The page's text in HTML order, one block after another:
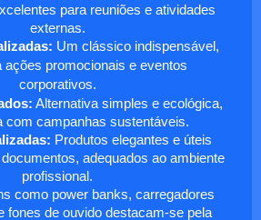
para reuniões e atividades
externas.
Um clássico indispensável,
ações promocionais e eventos
corporativos.
Alternativa simples e ecológica,
com campanhas sustentáveis.
Produtos elegantes e úteis
adequados ao ambiente
profissional.
como power banks, carregadores
fones de ouvido destacam-se pela